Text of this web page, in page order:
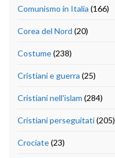
Comunismo in Italia (166)
Corea del Nord (20)
Costume(238)
Cristiani e guerra (25)
Cristiani nell'islam (284)
Cristiani perseguitati(205)
Crociate(23)